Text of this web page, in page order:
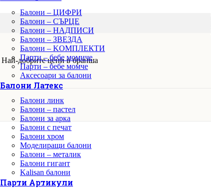
Най-добрите цени в бранша
Балони – ЦИФРИ
Балони – СЪРЦЕ
Балони – НАДПИСИ
Балони – ЗВЕЗДА
Балони – KОМПЛЕКТИ
Парти – бебе момиче
Парти – бебе момче
Аксесоари за балони
Балони Латекс
Балони линк
Балони – пастел
Балони за арка
Балони с печат
Балони хром
Моделиращи балони
Балони – металик
Балони гигант
Kalisan балони
Парти Артикули